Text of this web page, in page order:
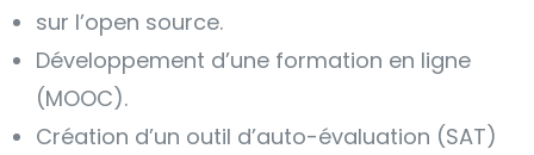
sur l’open source.
Développement d’une formation en ligne
(MOOC).
Création d’un outil d’auto-évaluation (SAT)